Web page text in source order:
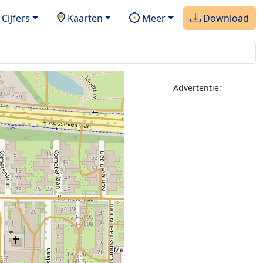
Cijfers Kaarten Meer Download
Advertentie: